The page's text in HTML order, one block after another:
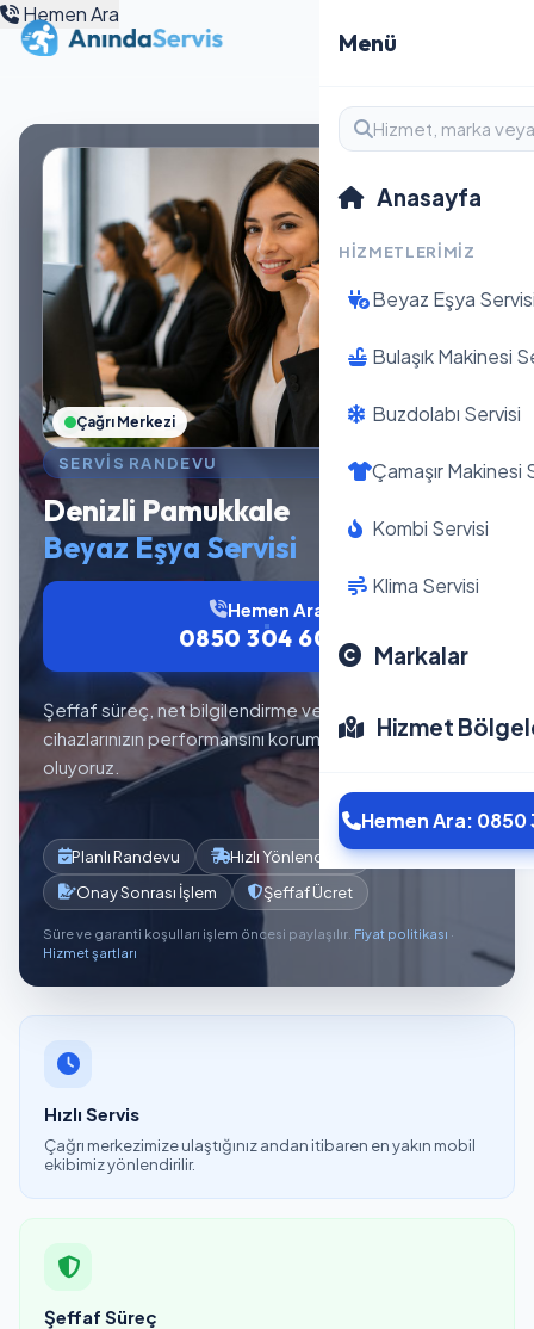
Menü
Anasayfa
HIZMETLERIMIZ
Beyaz Eşya
Bulaşık Makinesi
Buzdolabı Servisi
Çamaşır Makinesi
Kombi Servisi
Klima Servisi
Markalar
Hizmet
Hemen Ara: 0850
Hemen Ara
SERVIS RANDEVU
Denizli Pamukkale
Beyaz Eşya Servisi
Şeffaf süreç, net bilgilendirme ve planlı servis akışıyla
cihazlarınızın performansını korumaya yardımcı
oluyoruz.
Hemen Ara
0850 304 6012
Planlı Randevu
Hızlı Yönlendirme
Onay Sonrası İşlem
Şeffaf Ücret
Süre ve garanti koşulları işlem öncesi paylaşılır. Fiyat politikası ·
Hizmet şartları
Çağrı Merkezi
Hızlı Servis
Çağrı merkezimize ulaştığınız andan itibaren en yakın mobil
ekibimiz yönlendirilir.
Şeffaf Süreç